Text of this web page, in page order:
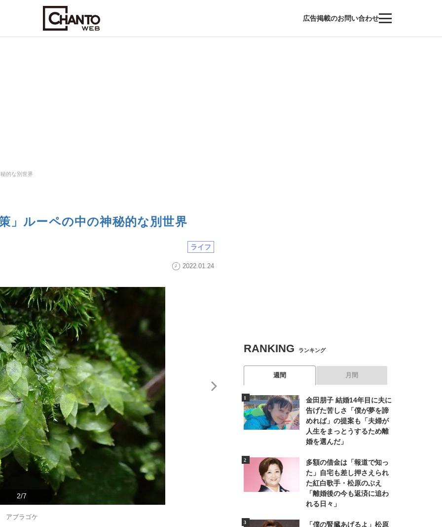
広告掲載のお問い合わせ
的な別世界
」ルーペの中の神秘的な別世界
ライフ
2022.01.24
2/7
アブラゴケ
RANKING ランキング
週間 月間
金田朋子 結婚14年目に夫に
告げた苦しさ「僕が夢を諦
めれば」の提案も「夫婦が
人生をまっとうするため離
婚を選んだ」
多額の借金は「報道で知っ
た」自宅も差し押さえられ
た紅白歌手・松原のぶえ
「離婚後の今も返済に追わ
れる日々」
「僕の腎臓あげるよ」松原